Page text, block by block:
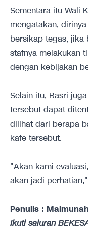
Sementara itu Wali
mengatakan,
bersikap tegas, jika
stafnya melakukan
dengan kebijakan
Selain itu, Basri
tersebut dapat
dilihat dari berapa
kafe tersebut.
"Akan kami
akan jadi
Penulis :
Ikuti saluran